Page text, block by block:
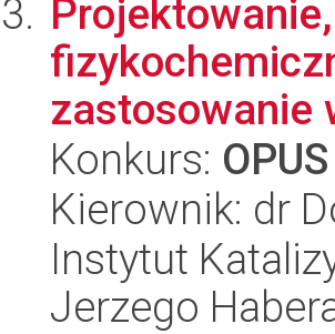
zastosowanie
Konkurs:
Kierownik: dr
Instytut
Jerzego